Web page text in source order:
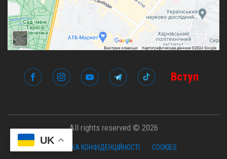
UK
Вступ
All rights reserved © 2026
ПОЛІТИКА КОНФІДЕНЦІЙНОСТІ COOKIES